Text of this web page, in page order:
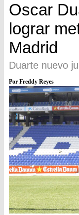
Oscar
lograr
Madrid
Duarte nuevo
Por Freddy Reyes